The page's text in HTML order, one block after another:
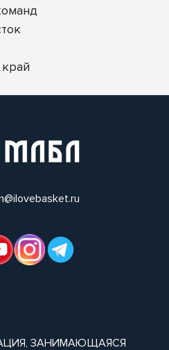
ЗАНИМАЮЩАЯСЯ